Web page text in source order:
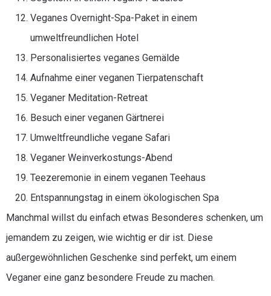
Veganes Overnight-Spa-Paket in einem
umweltfreundlichen Hotel
Personalisiertes veganes Gemälde
Aufnahme einer veganen Tierpatenschaft
Veganer Meditation-Retreat
Besuch einer veganen Gärtnerei
Umweltfreundliche vegane Safari
Veganer Weinverkostungs-Abend
Teezeremonie in einem veganen Teehaus
Entspannungstag in einem ökologischen Spa
Manchmal willst du einfach etwas Besonderes schenken, um
jemandem zu zeigen, wie wichtig er dir ist. Diese
außergewöhnlichen Geschenke sind perfekt, um einem
Veganer eine ganz besondere Freude zu machen.